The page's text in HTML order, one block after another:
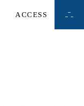
ACCESS